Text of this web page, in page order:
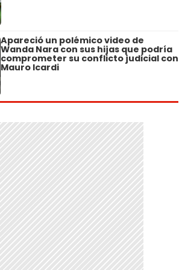
Apareció un polémico video de
Wanda Nara con sus hijas que podría
comprometer su conflicto judicial con
Mauro Icardi